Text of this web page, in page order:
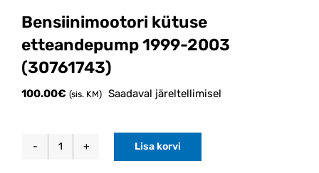
Bensiinimootori kütuse
etteandepump 1999-2003
(30761743)
100.00€ (sis. KM) Saadaval järeltellimisel
Bensiinimootori
Lisa korvi